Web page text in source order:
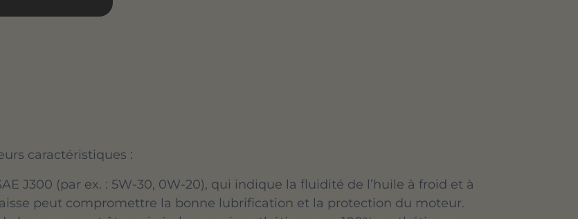
caractéristiques :
J300 (par ex. : 5W-30, 0W-20), qui indique la fluidité de l’huile à froid et à
peut compromettre la bonne lubrification et la protection du moteur.